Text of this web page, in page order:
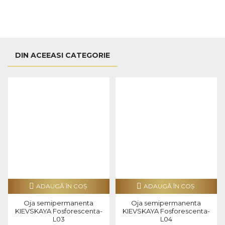
DIN ACEEASI CATEGORIE
Oja semipermanenta
KIEVSKAYA Fosforescenta-
L03
ADAUGĂ ÎN COŞ
Oja semipermanenta
KIEVSKAYA Fosforescenta-
L04
ADAUGĂ ÎN COŞ